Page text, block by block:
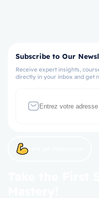
Subscribe to Our
Receive expert insights,
directly in your inbox and get